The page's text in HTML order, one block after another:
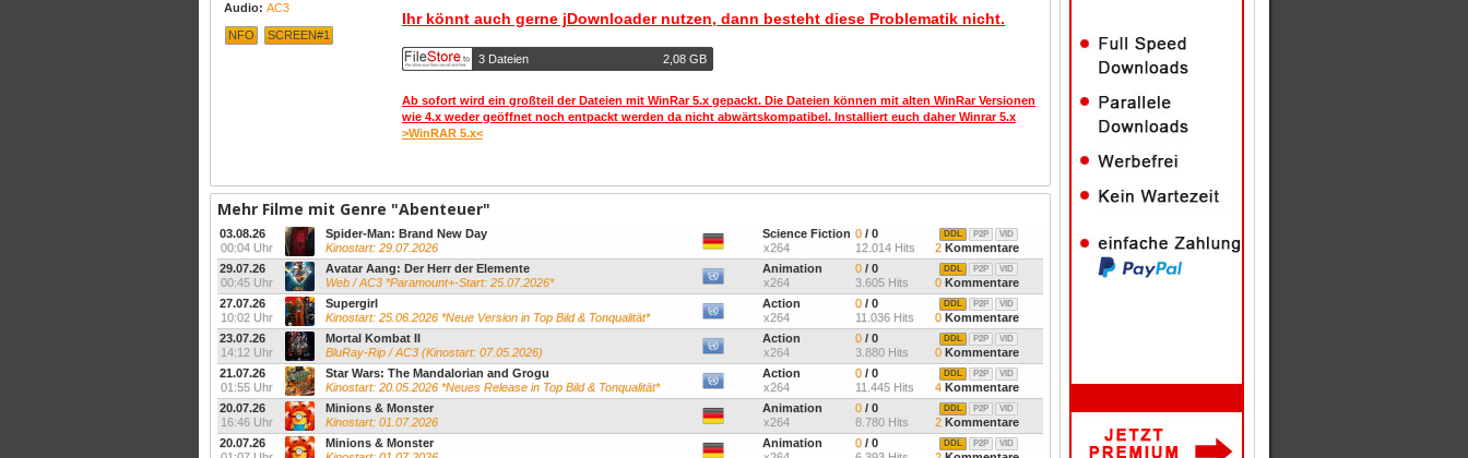
Audio: AC3
NFO SCREEN#1
Ihr könnt auch gerne jDownloader nutzen, dann besteht diese Problematik nicht.
3 Dateien 2,08 GB
Ab sofort wird ein großteil der Dateien mit WinRar 5.x gepackt. Die Dateien können mit alten WinRar Versionen
wie 4.x weder geöffnet noch entpackt werden da nicht abwärtskompatibel. Installiert euch daher Winrar 5.x
>WinRAR 5.x<
Mehr Filme mit Genre "Abenteuer"
03.08.26
00:04 Uhr
Spider-Man: Brand New Day
Kinostart: 29.07.2026
Science Fiction
x264
0 / 0
12.014 Hits
VID
P2P
DDL
2 Kommentare
29.07.26
00:45 Uhr
Avatar Aang: Der Herr der Elemente
Web / AC3 *Paramount+-Start: 25.07.2026*
Animation
x264
0 / 0
3.605 Hits
VID
P2P
DDL
0 Kommentare
27.07.26
10:02 Uhr
Supergirl
Kinostart: 25.06.2026 *Neue Version in Top Bild & Tonqualität*
Action
x264
0 / 0
11.036 Hits
VID
P2P
DDL
0 Kommentare
23.07.26
14:12 Uhr
Mortal Kombat II
BluRay-Rip / AC3 (Kinostart: 07.05.2026)
Action
x264
0 / 0
3.880 Hits
VID
P2P
DDL
0 Kommentare
21.07.26
01:55 Uhr
Star Wars: The Mandalorian and Grogu
Kinostart: 20.05.2026 *Neues Release in Top Bild & Tonqualität*
Action
x264
0 / 0
11.445 Hits
VID
P2P
DDL
4 Kommentare
20.07.26
16:46 Uhr
Minions & Monster
Kinostart: 01.07.2026
Animation
x264
0 / 0
8.780 Hits
VID
P2P
DDL
2 Kommentare
20.07.26
Minions & Monster
Animation
0 / 0
VID
P2P
DDL